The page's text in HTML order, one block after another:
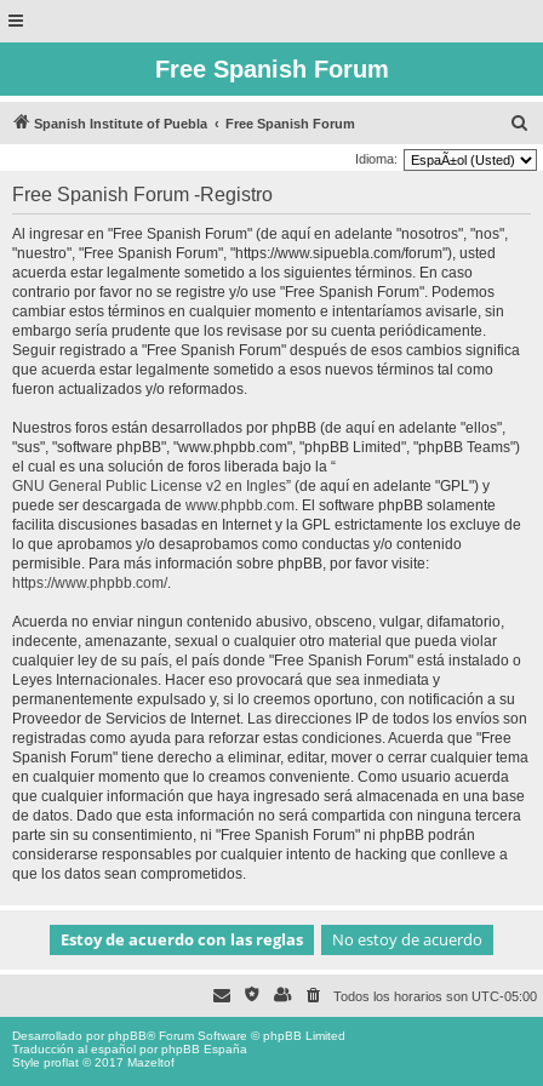
Free Spanish Forum
Spanish Institute of Puebla Free Spanish Forum
u
Idioma:
Free Spanish Forum -Registro
Al ingresar en "Free Spanish Forum" (de aquí en adelante "nosotros", "nos",
"nuestro", "Free Spanish Forum", "https://www.sipuebla.com/forum"), usted
acuerda estar legalmente sometido a los siguientes términos. En caso
contrario por favor no se registre y/o use "Free Spanish Forum". Podemos
cambiar estos términos en cualquier momento e intentaríamos avisarle, sin
embargo sería prudente que los revisase por su cuenta periódicamente.
Seguir registrado a "Free Spanish Forum" después de esos cambios significa
que acuerda estar legalmente sometido a esos nuevos términos tal como
fueron actualizados y/o reformados.
Nuestros foros están desarrollados por phpBB (de aquí en adelante "ellos",
"sus", "software phpBB", "www.phpbb.com", "phpBB Limited", "phpBB Teams")
el cual es una solución de foros liberada bajo la “
GNU General Public License v2 en Ingles” (de aquí en adelante "GPL") y
puede ser descargada de www.phpbb.com. El software phpBB solamente
facilita discusiones basadas en Internet y la GPL estrictamente los excluye de
lo que aprobamos y/o desaprobamos como conductas y/o contenido
permisible. Para más información sobre phpBB, por favor visite:
https://www.phpbb.com/.
Acuerda no enviar ningun contenido abusivo, obsceno, vulgar, difamatorio,
indecente, amenazante, sexual o cualquier otro material que pueda violar
cualquier ley de su país, el país donde "Free Spanish Forum" está instalado o
Leyes Internacionales. Hacer eso provocará que sea inmediata y
permanentemente expulsado y, si lo creemos oportuno, con notificación a su
Proveedor de Servicios de Internet. Las direcciones IP de todos los envíos son
registradas como ayuda para reforzar estas condiciones. Acuerda que "Free
Spanish Forum" tiene derecho a eliminar, editar, mover o cerrar cualquier tema
en cualquier momento que lo creamos conveniente. Como usuario acuerda
que cualquier información que haya ingresado será almacenada en una base
de datos. Dado que esta información no será compartida con ninguna tercera
parte sin su consentimiento, ni "Free Spanish Forum" ni phpBB podrán
considerarse responsables por cualquier intento de hacking que conlleve a
que los datos sean comprometidos.
Todos los horarios son UTC-05:00
Desarrollado porphpBB® Forum Software © phpBB Limited
Traducción al español porphpBB España
Style proflat © 2017 Mazeltof